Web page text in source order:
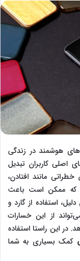
هوشمند در زندگی
اصلی کاربران تبدیل
مانند افتادن،
که ممکن است باعث
استفاده از گارد و
از این خسارات
در این راستا استفاده
کمک بسیاری به شما‌‌‌